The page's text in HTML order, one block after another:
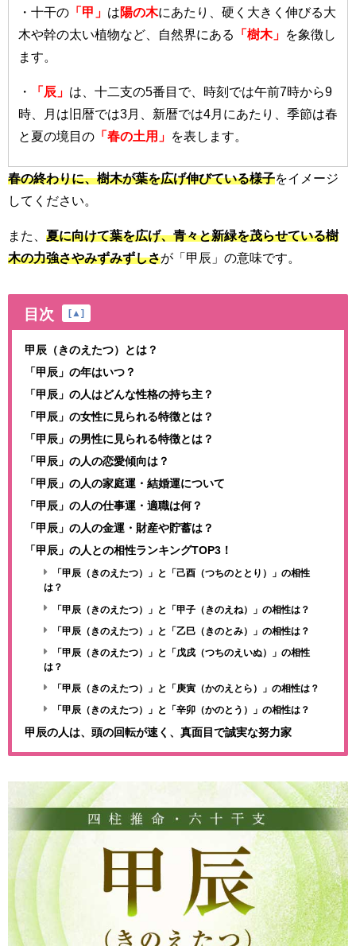
・十干の 「甲」 は陽の木にあたり、硬く大きく伸びる大
木や幹の太い植物など、自然界にある
「樹木」
を象徴し
ます。
・ 「辰」 は、十二支の5番目で、時刻では午前7時から9
時、月は旧暦では3月、新暦では4月にあたり、季節は春
と夏の境目の 「春の土用」 を表します。
春の終わりに、樹木が葉を広げ伸びている様子をイメージ
してください。
また、 夏に向けて葉を広げ、青々と新緑を茂らせている樹
木の力強さやみずみずしさが「甲辰」の意味です。
目次 [ ▲ ]
甲辰（きのえたつ）とは？
「甲辰」の年はいつ？
「甲辰」の人はどんな性格の持ち主？
「甲辰」の女性に見られる特徴とは？
「甲辰」の男性に見られる特徴とは？
「甲辰」の人の恋愛傾向は？
「甲辰」の人の家庭運・結婚運について
「甲辰」の人の仕事運・適職は何？
「甲辰」の人の金運・財産や貯蓄は？
「甲辰」の人との相性ランキングTOP3！
「甲辰（きのえたつ）」と「己酉（つちのととり）」の相性
は？
「甲辰（きのえたつ）」と「甲子（きのえね）」の相性は？
「甲辰（きのえたつ）」と「乙巳（きのとみ）」の相性は？
「甲辰（きのえたつ）」と「戊戌（つちのえいぬ）」の相性
は？
「甲辰（きのえたつ）」と「庚寅（かのえとら）」の相性は？
「甲辰（きのえたつ）」と「辛卯（かのとう）」の相性は？
甲辰の人は、頭の回転が速く、真面目で誠実な努力家